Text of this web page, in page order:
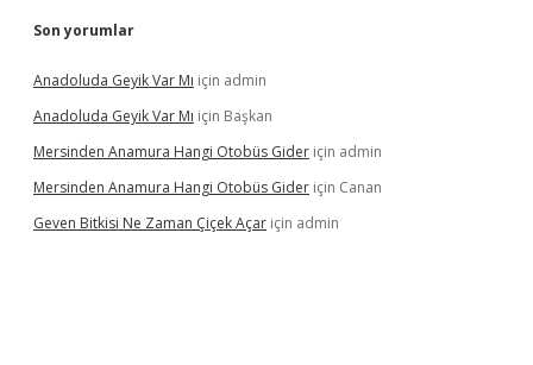
Son yorumlar
Anadoluda Geyik Var Mı için admin
Anadoluda Geyik Var Mı için Başkan
Mersinden Anamura Hangi Otobüs Gider için admin
Mersinden Anamura Hangi Otobüs Gider için Canan
Geven Bitkisi Ne Zaman Çiçek Açar için admin